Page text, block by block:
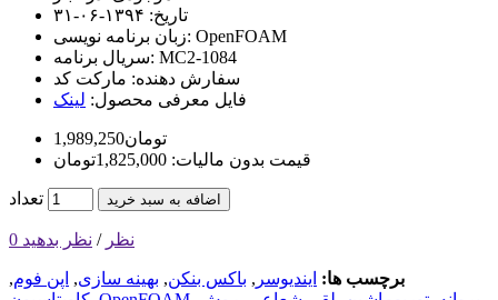
تاریخ: ۱۳۹۴-۰۶-۳۱
زبان برنامه نویسی: OpenFOAM
سریال برنامه: MC2-1084
سفارش دهنده: مارکت کد
فایل معرفی محصول: لینک
1,989,250تومان
قیمت بدون مالیات: 1,825,000تومان
تعداد اضافه به سبد خرید
0 نظر / نظر بدهید
برچسب ها: ایندیوسر , باکس بنکن, بهینه سازی, اپن فوم,